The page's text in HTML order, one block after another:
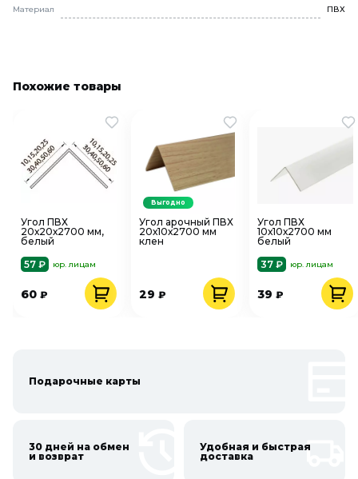
Материал ПВХ
Похожие товары
Угол ПВХ
20х20х2700 мм,
белый
57 ₽
юр. лицам
60 ₽
Угол арочный ПВХ
20х10х2700 мм
клен
29 ₽
Выгодно
Угол ПВХ
10х10х2700 мм
белый
37 ₽
юр. лицам
39 ₽
Подарочные карты
30 дней на обмен
и возврат
Удобная и быстрая
доставка